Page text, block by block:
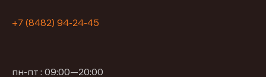
+7 (8482) 94-24-45
пн-пт : 09:00—20:00